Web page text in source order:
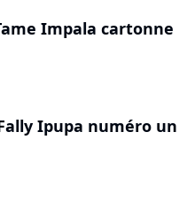
Impala cartonne
Ipupa numéro un